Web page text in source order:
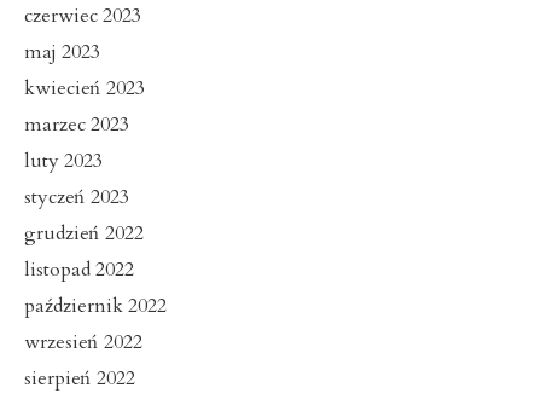
czerwiec 2023
maj 2023
kwiecień 2023
marzec 2023
luty 2023
styczeń 2023
grudzień 2022
listopad 2022
październik 2022
wrzesień 2022
sierpień 2022